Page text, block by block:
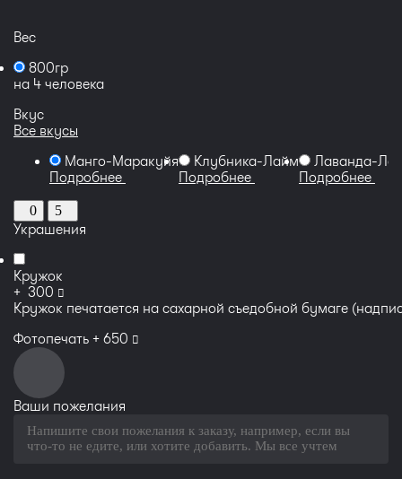
Вес
800гр
на 4 человека
Вкус
Все вкусы
Манго-Маракуйя
Подробнее
Клубника-Лайм
Подробнее
Лаванда-
Подробнее
0 5
Украшения
Кружок
+ 300 руб
Кружок печатается на сахарной съедобной бумаге
Фотопечать + 650 руб
Ваши пожелания